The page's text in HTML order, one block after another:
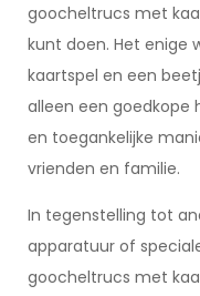
goocheltrucs met
kunt doen. Het enige
kaartspel en een
alleen een goedkope
en toegankelijke
vrienden en familie.
In tegenstelling tot
apparatuur of
goocheltrucs met